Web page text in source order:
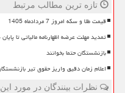
تازه ترین مطالب مرتبط
قیمت طلا و سکه امروز 7 مردادماه 1405
تمدید مهلت عرضه اظهارنامه مالیاتی تا پایان
بازنشستگان حتما بخوانند
اعلام زمان دقیق واریز حقوق تیر
نظرات بینندگان در مورد